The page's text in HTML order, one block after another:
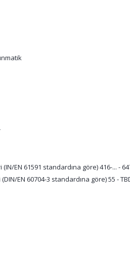
EN 61591 standardına göre) 416-... -
EN 60704-3 standardına göre) 55 -